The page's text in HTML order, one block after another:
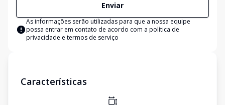
Enviar
As informações serão utilizadas para que a nossa equipe
possa entrar em contato de acordo com a política de
privacidade e termos de serviço
Características